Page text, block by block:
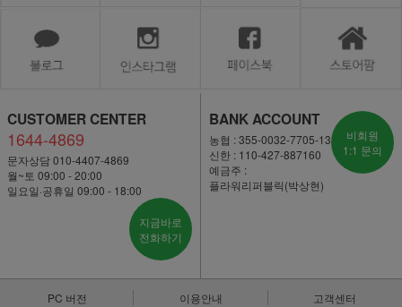
CUSTOMER CENTER
1644-4869
문자상담 010-4407-4869
월~토 09:00 - 20:00
일요일·공휴일 09:00 - 18:00
지금바로
전화하기
BANK ACCOUNT
농협 : 355-0032-7705-13
신한 : 110-427-887160
예금주 :
플라워리퍼블릭(박상현)
비회원
1:1 문의
PC 버전 이용안내 고객센터